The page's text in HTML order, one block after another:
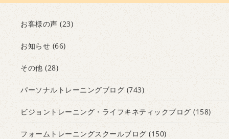
お客様の声 (23)
お知らせ (66)
その他 (28)
パーソナルトレーニングブログ (743)
ビジョントレーニング・ライフキネティックブログ (158)
フォームトレーニングスクールブログ (150)